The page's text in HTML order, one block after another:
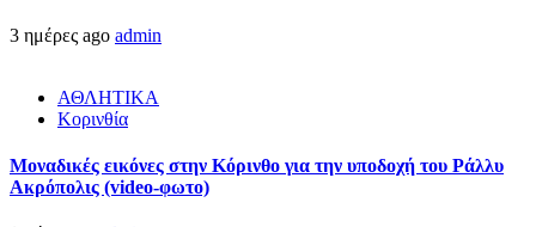
3 ημέρες ago admin
ΑΘΛΗΤΙΚΑ
Κορινθία
Μοναδικές εικόνες στην Κόρινθο για την υποδοχή του Ράλλυ
Ακρόπολις (video-φωτο)